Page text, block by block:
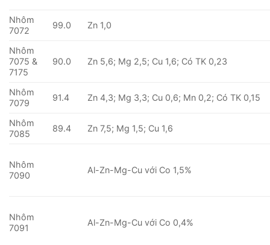
Nhôm
7072
99.0 Zn 1,0
Nhôm
7075 &
7175
90.0 Zn 5,6; Mg 2,5; Cu 1,6; Có TK 0,23
Nhôm
7079
91.4 Zn 4,3; Mg 3,3; Cu 0,6; Mn 0,2; Có TK 0,15
Nhôm
7085
89.4 Zn 7,5; Mg 1,5; Cu 1,6
Nhôm
7090
Al-Zn-Mg-Cu với Co 1,5%
Nhôm
7091
Al-Zn-Mg-Cu với Co 0,4%